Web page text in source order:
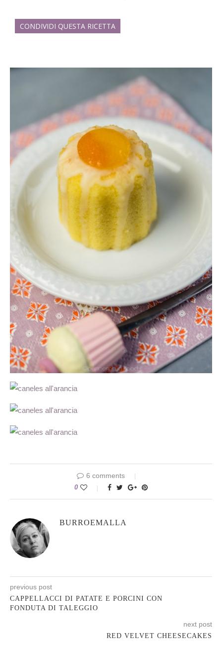
CONDIVIDI QUESTA RICETTA
6 comments
0
BURROEMALLA
previous post
CAPPELLACCI DI PATATE E PORCINI CON
FONDUTA DI TALEGGIO
next post
RED VELVET CHEESECAKES